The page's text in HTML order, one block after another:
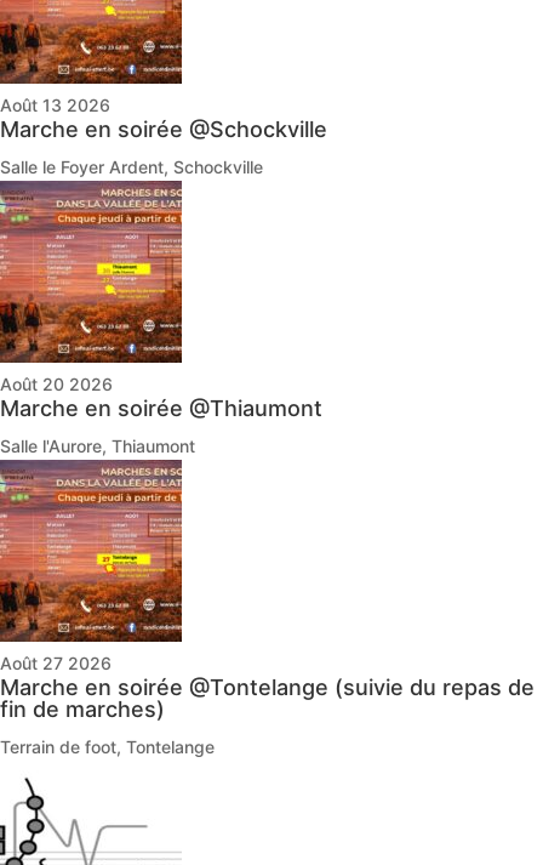
Août 13 2026
Marche en soirée @Schockville
Salle le Foyer Ardent, Schockville
Août 20 2026
Marche en soirée @Thiaumont
Salle l'Aurore, Thiaumont
Août 27 2026
Marche en soirée @Tontelange (suivie du repas de
fin de marches)
Terrain de foot, Tontelange